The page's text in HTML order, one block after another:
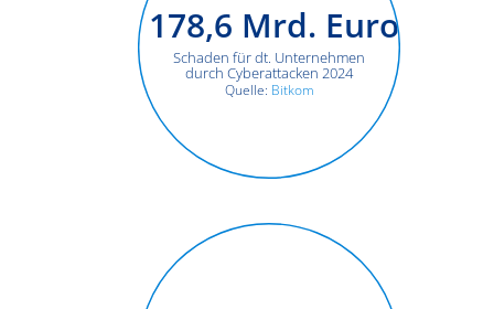
178,6 Mrd. Euro
Schaden für dt. Unternehmen
durch Cyberattacken 2024
Quelle: Bitkom